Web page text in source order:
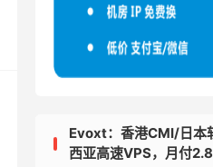
Evoxt：香港CMI/日本
西亚高速VPS，月付